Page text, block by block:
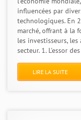
influencées par
technologiques. En
marché, offrant à la
les investisseurs,
secteur. 1. L'essor
LIRE LA SUITE